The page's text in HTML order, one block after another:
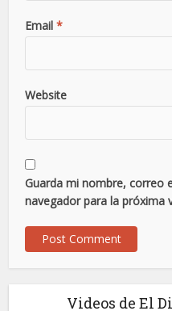
Email *
Website
Guarda mi nombre, correo
navegador para la próxima
Videos de El